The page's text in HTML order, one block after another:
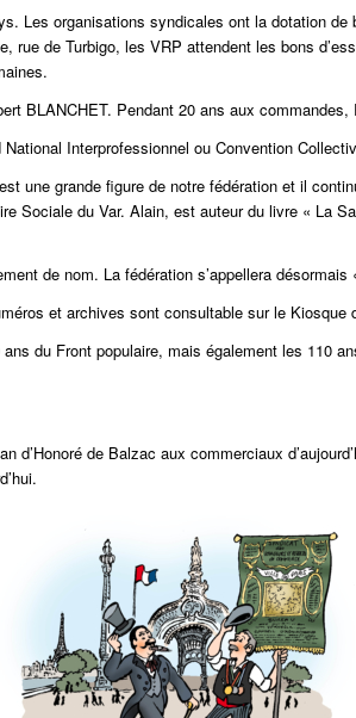
Les organisations syndicales ont la dotation
de Turbigo, les VRP attendent les bons
BLANCHET. Pendant 20 ans aux
Interprofessionnel ou Convention
une grande figure de notre fédération et il
Sociale du Var. Alain, est auteur du livre « La
de nom. La fédération s’appellera
et archives sont consultable sur le Kiosque
du Front populaire, mais également les 110
d’Honoré de Balzac aux commerciaux